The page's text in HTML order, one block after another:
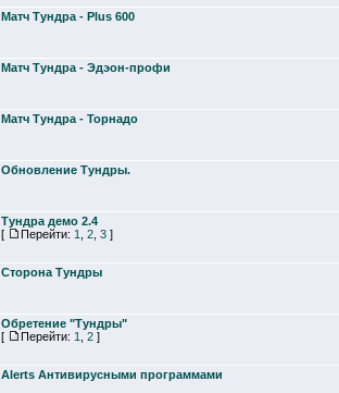
Mатч Тундра - Plus 600
Mатч Тундра - Эдэон-профи
Mатч Тундра - Торнадо
Обновление Тундры.
Тундра демо 2.4
[
Перейти: 1 2 3 ]
Cторона Тундры
Обретение "Тундры"
[
Перейти: 1 2 ]
Alerts Антивирусными программами